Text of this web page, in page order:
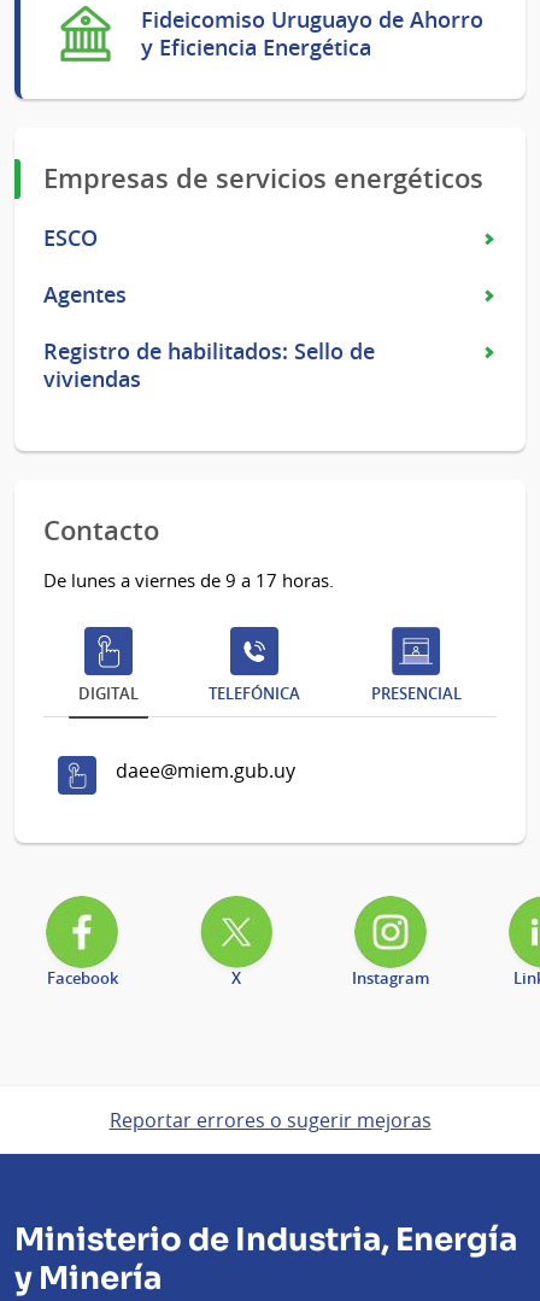
Fideicomiso Uruguayo de Ahorro
y Eficiencia Energética
Empresas de servicios energéticos
ESCO
Agentes
Registro de habilitados: Sello de
viviendas
Contacto
De lunes a viernes de 9 a 17 horas.
DIGITAL TELEFÓNICA PRESENCIAL
daee@miem.gub.uy
Facebook X Instagram
Reportar errores o sugerir mejoras
Ministerio de Industria, Energía
y Minería